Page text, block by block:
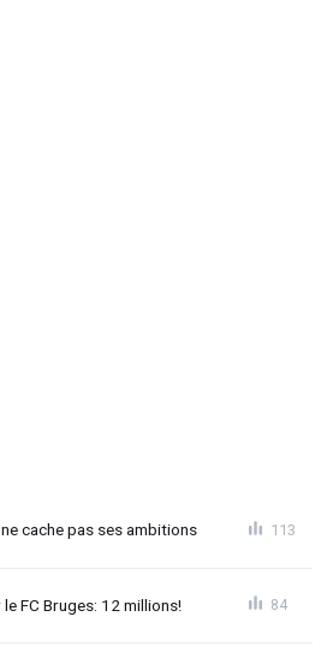
cache pas ses ambitions 113
FC Bruges: 12 millions! 84